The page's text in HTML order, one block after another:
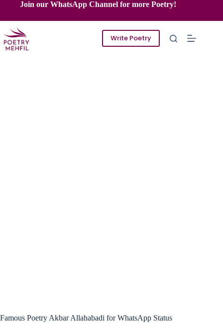
content
Join our WhatsApp Channel for more Poetry!
Write Poetry
Famous Poetry Akbar Allahabadi for WhatsApp Status